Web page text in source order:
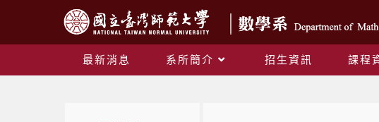
最新消息 系所簡介 招生資訊 課程